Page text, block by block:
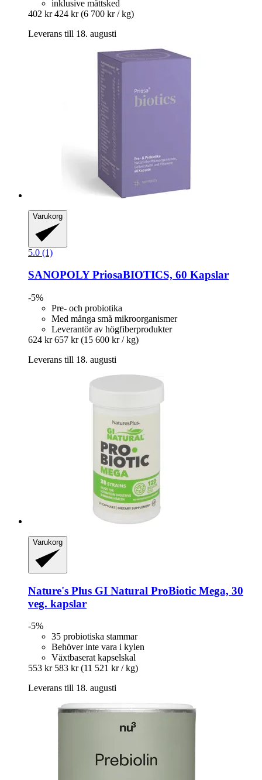
inklusive måttsked
402 kr 424 kr (6 700 kr / kg)
Leverans till 18. augusti
Varukorg
5.0 (1)
SANOPOLYPriosaBIOTICS, 60 Kapslar
-5%
Pre- och probiotika
Med många små mikroorganismer
Leverantör av högfiberprodukter
624 kr 657 kr (15 600 kr / kg)
Leverans till 18. augusti
Varukorg
Nature's Plus GI Natural ProBiotic Mega, 30
veg. kapslar
-5%
35 probiotiska stammar
Behöver inte vara i kylen
Växtbaserat kapselskal
553 kr 583 kr (11 521 kr / kg)
Leverans till 18. augusti